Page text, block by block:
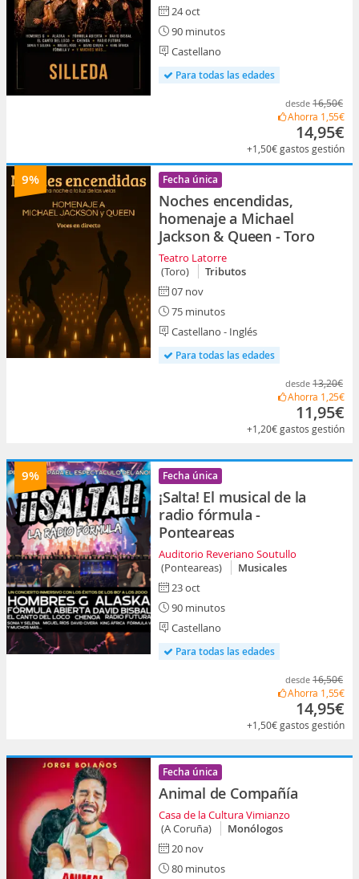
24 oct
90 minutos
Castellano
Para todas las edades
desde 16,50€
Ahorra 1,55€
14,95€
+1,50€gastos gestión
9% Fecha única
Noches encendidas,
homenaje a Michael
Jackson & Queen - Toro
Teatro Latorre
(Toro)
Tributos
07 nov
75 minutos
Castellano - Inglés
Para todas las edades
desde 13,20€
Ahorra 1,25€
11,95€
+1,20€gastos gestión
9% Fecha única
¡Salta! El musical de la
radio fórmula -
Ponteareas
Auditorio Reveriano Soutullo
(Ponteareas)
Musicales
23 oct
90 minutos
Castellano
Para todas las edades
desde 16,50€
Ahorra 1,55€
14,95€
+1,50€gastos gestión
Fecha única
Animal de Compañía
Casa de la Cultura Vimianzo
(A Coruña)
Monólogos
20 nov
80 minutos